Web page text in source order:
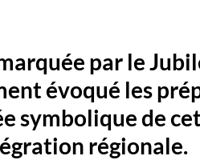
par le
évoqué les
symbolique de
régionale.